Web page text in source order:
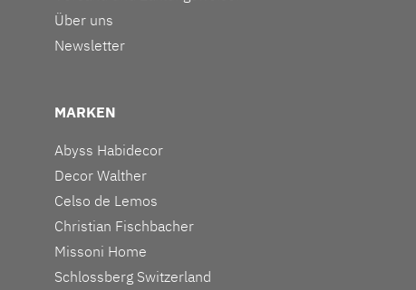
Über uns
Newsletter
MARKEN
Abyss Habidecor
Decor Walther
Celso de Lemos
Christian Fischbacher
Missoni Home
Schlossberg Switzerland